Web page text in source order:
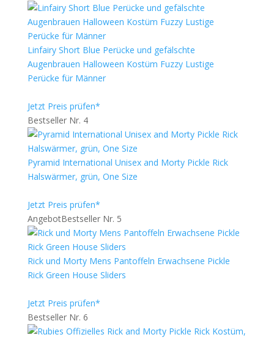
Linfairy Short Blue Perücke und gefälschte
Augenbrauen Halloween Kostüm Fuzzy Lustige
Perücke für Männer
Jetzt Preis prüfen*
Bestseller Nr. 4
Pyramid International Unisex and Morty Pickle Rick
Halswärmer, grün, One Size
Jetzt Preis prüfen*
AngebotBestseller Nr. 5
Rick und Morty Mens Pantoffeln Erwachsene Pickle
Rick Green House Sliders
Jetzt Preis prüfen*
Bestseller Nr. 6